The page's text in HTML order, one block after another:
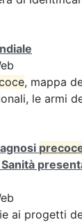
, mappa
le armi
ai progetti